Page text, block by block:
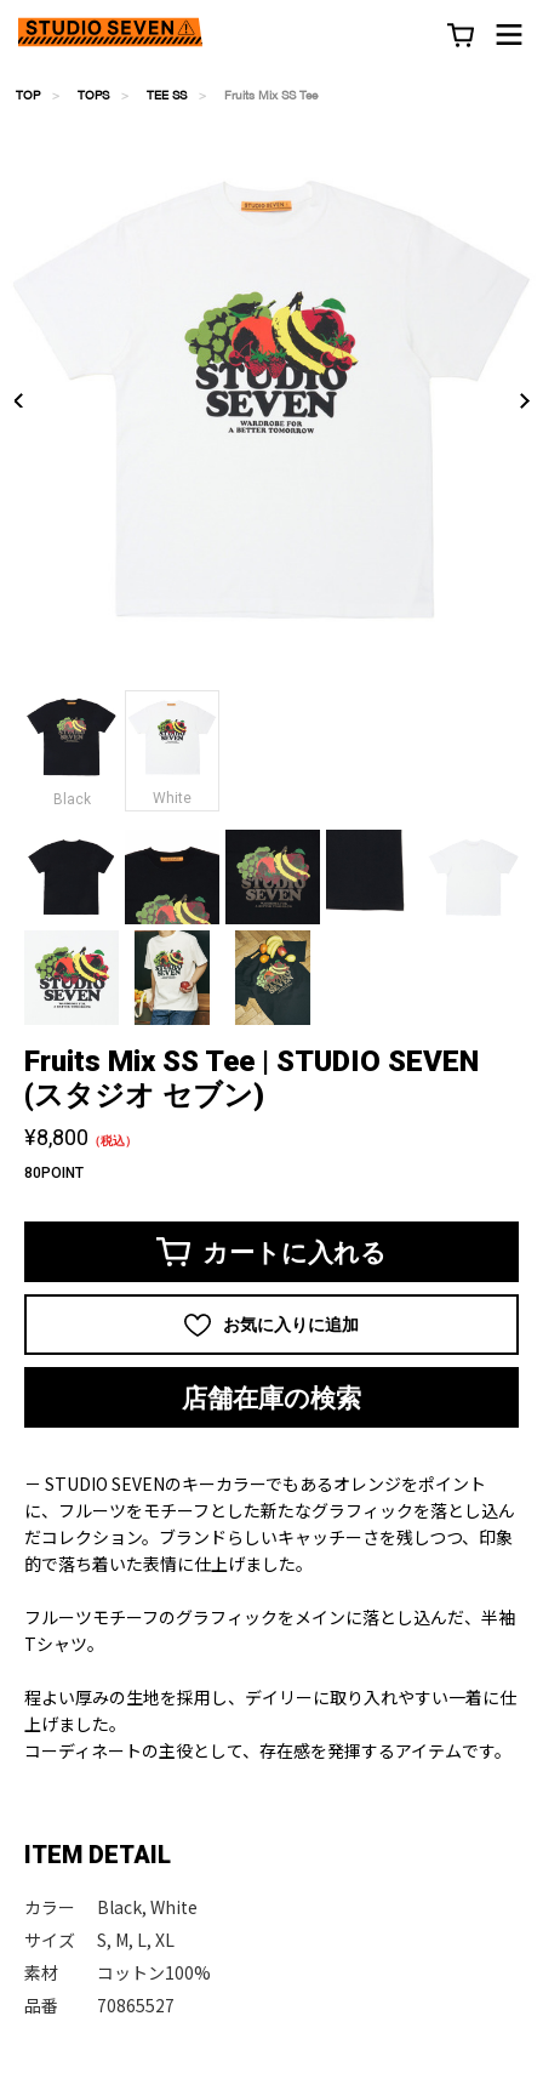
TOP TOPS TEE SS Fruits Mix SS Tee
Black White
Fruits Mix SS Tee | STUDIO SEVEN
(スタジオ セブン)
¥8,800 （税込）
80POINT
カートに入れる
お気に入りに追加
店舗在庫の検索
－ STUDIO SEVENのキーカラーでもあるオレンジをポイント
に、フルーツをモチーフとした新たなグラフィックを落とし込ん
だコレクション。ブランドらしいキャッチーさを残しつつ、印象
的で落ち着いた表情に仕上げました。
フルーツモチーフのグラフィックをメインに落とし込んだ、半袖
Tシャツ。
程よい厚みの生地を採用し、デイリーに取り入れやすい一着に仕
上げました。
コーディネートの主役として、存在感を発揮するアイテムです。
ITEM DETAIL
カラー
Black, White
サイズ
S, M, L, XL
素材
コットン100%
品番
70865527